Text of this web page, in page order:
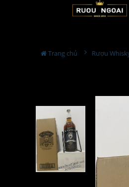
Trang chủ Rượu